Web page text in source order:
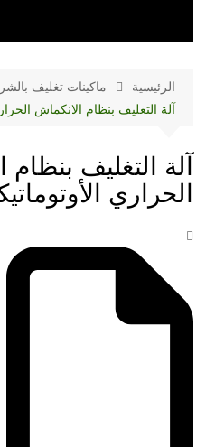
الرئيسية
ماكينات تغليف
آلة التغليف بنظام الانكماش
آلة التغليف
الحراري